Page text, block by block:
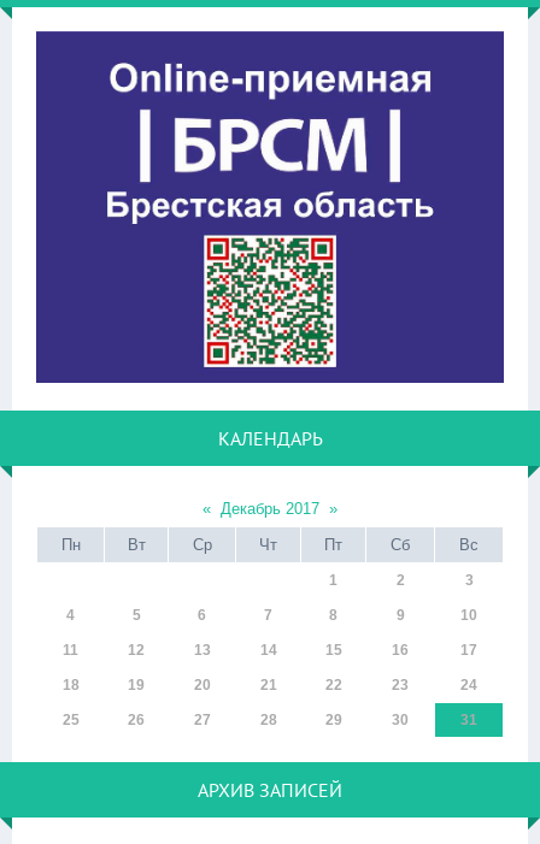
КАЛЕНДАРЬ
« Декабрь 2017 »
Пн
Вт Ср Чт Пт Сб Вс
1 2 3
4 5 6 7 8 9 10
11 12 13 14 15 16 17
18 19 20 21 22 23 24
25 26 27 28 29 30 31
АРХИВ ЗАПИСЕЙ